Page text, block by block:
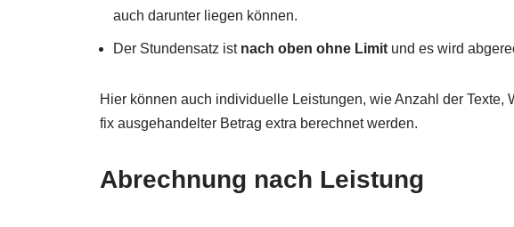
auch darunter liegen können.
Der Stundensatz ist nach oben ohne Limit und es wird
Hier können auch individuelle Leistungen, wie Anzahl der
fix ausgehandelter Betrag extra berechnet werden.
Abrechnung nach Leistung